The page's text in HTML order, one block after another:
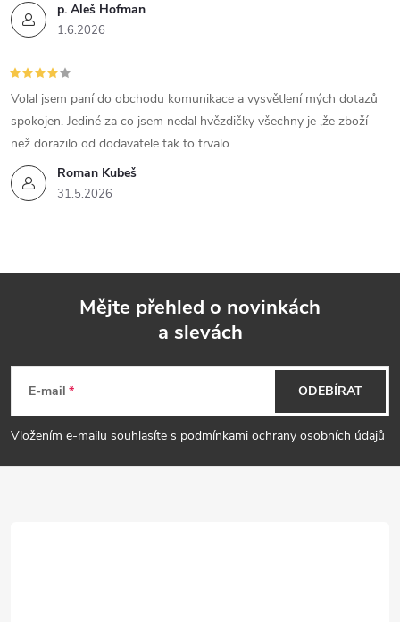
p. Aleš Hofman
1.6.2026
Roman Kubeš
31.5.2026
Volal jsem paní do obchodu komunikace a vysvětlení mých dotazů
spokojen. Jediné za co jsem nedal hvězdičky všechny je ,že zboží
než dorazilo od dodavatele tak to trvalo.
p
Mějte přehled o novinkách
a slevách
E-mail
Vložením e-mailu souhlasíte s podmínkami ochrany osobních údajů
ODEBÍRAT